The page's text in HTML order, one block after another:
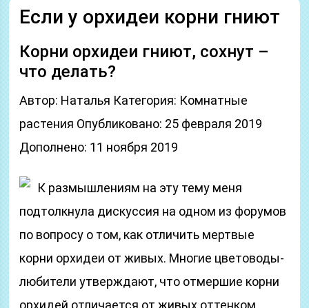
Если у орхидеи корни гниют
Корни орхидеи гниют, сохнут –
что делать?
Автор: Наталья Категория: Комнатные
растения Опубликовано: 25 февраля 2019
Дополнено: 11 ноября 2019
К размышлениям на эту тему меня
подтолкнула дискуссия на одном из форумов
по вопросу о том, как отличить мертвые
корни орхидеи от живых. Многие цветоводы-
любители утверждают, что отмершие корни
орхидей отличается от живых оттенком